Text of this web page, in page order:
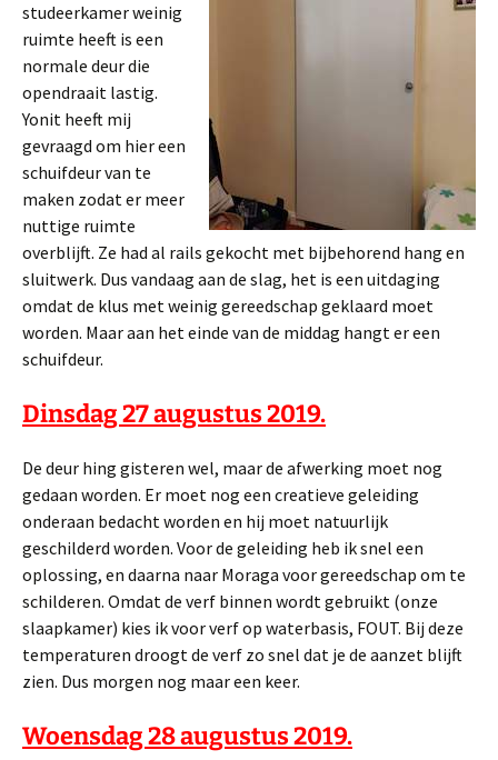
studeerkamer weinig
ruimte heeft is een
normale deur die
opendraait lastig.
Yonit heeft mij
gevraagd om hier een
schuifdeur van te
maken zodat er meer
nuttige ruimte
overblijft. Ze had al rails gekocht met bijbehorend hang en
sluitwerk. Dus vandaag aan de slag, het is een uitdaging
omdat de klus met weinig gereedschap geklaard moet
worden. Maar aan het einde van de middag hangt er een
schuifdeur.
Dinsdag 27 augustus 2019.
De deur hing gisteren wel, maar de afwerking moet nog
gedaan worden. Er moet nog een creatieve geleiding
onderaan bedacht worden en hij moet natuurlijk
geschilderd worden. Voor de geleiding heb ik snel een
oplossing, en daarna naar Moraga voor gereedschap om te
schilderen. Omdat de verf binnen wordt gebruikt (onze
slaapkamer) kies ik voor verf op waterbasis, FOUT. Bij deze
temperaturen droogt de verf zo snel dat je de aanzet blijft
zien. Dus morgen nog maar een keer.
Woensdag 28 augustus 2019.